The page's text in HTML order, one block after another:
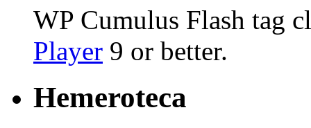
WP Cumulus Flash tag
Player 9 or better.
Hemeroteca